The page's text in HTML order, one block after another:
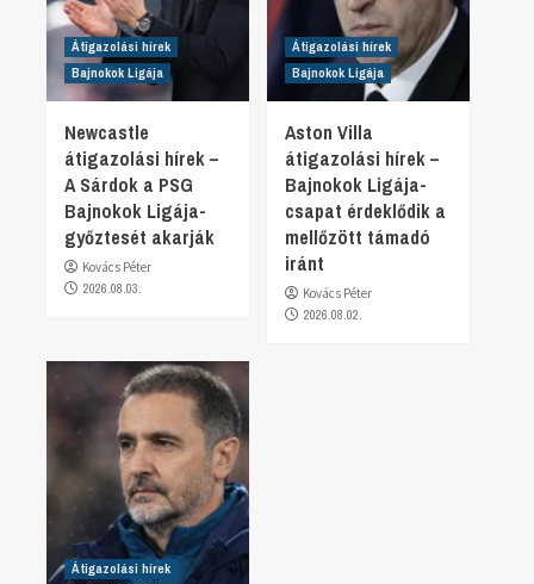
Átigazolási hírek
Bajnokok Ligája
Newcastle
átigazolási hírek –
A Sárdok a PSG
Bajnokok Ligája-
győztesét akarják
Kovács Péter
2026.08.03.
Átigazolási hírek
Bajnokok Ligája
Aston Villa
átigazolási hírek –
Bajnokok Ligája-
csapat érdeklődik a
mellőzött támadó
iránt
Kovács Péter
2026.08.02.
Átigazolási hírek